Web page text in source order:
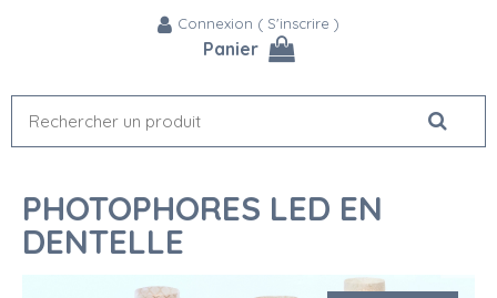
Connexion ( S'inscrire )
Panier
PHOTOPHORES LED EN
DENTELLE